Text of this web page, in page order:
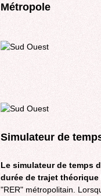
Métropole
Simulateur de
Le simulateur de temps
durée de trajet
"RER" métropolitain.